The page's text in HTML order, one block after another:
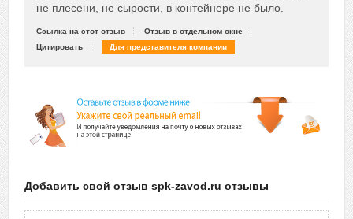
не плесени, не сырости, в контейнере не было.
Ссылка на этот отзыв
Отзыв в отдельном окне
Цитировать
Для представителя компании
Добавить свой отзыв spk-zavod.ru отзывы